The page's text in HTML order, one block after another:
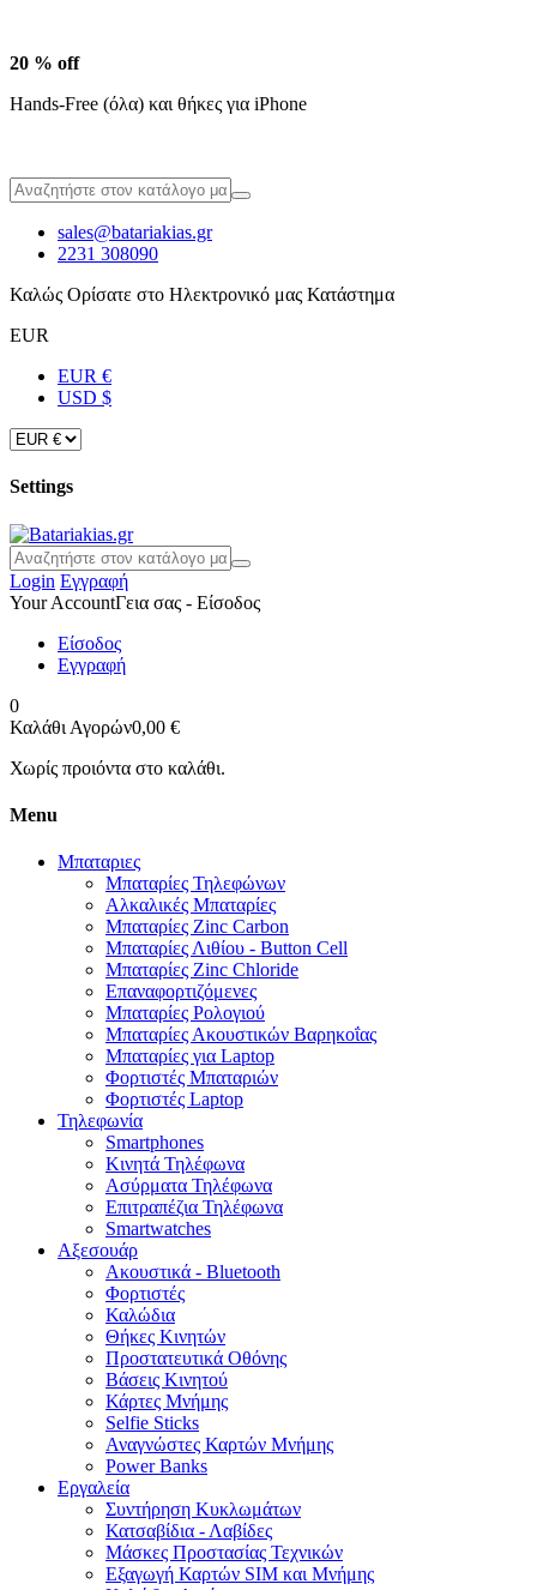
20 % off
Hands-Free (όλα) και θήκες για iPhone
sales@batariakias.gr
2231 308090
Καλώς Ορίσατε στο Ηλεκτρονικό μας Κατάστημα
EUR
EUR €
USD $
Settings
Login Εγγραφή
Your AccountΓεια σας - Είσοδος
Είσοδος
Εγγραφή
0
Καλάθι Αγορών0,00 €
Χωρίς προιόντα στο καλάθι.
Menu
Μπαταριες
Μπαταρίες Τηλεφώνων
Αλκαλικές Μπαταρίες
Μπαταρίες Zinc Carbon
Μπαταρίες Λιθίου - Button Cell
Μπαταρίες Zinc Chloride
Επαναφορτιζόμενες
Μπαταρίες Ρολογιού
Μπαταρίες Ακουστικών Βαρηκοΐας
Μπαταρίες για Laptop
Φορτιστές Μπαταριών
Φορτιστές Laptop
Τηλεφωνία
Smartphones
Κινητά Τηλέφωνα
Ασύρματα Τηλέφωνα
Επιτραπέζια Τηλέφωνα
Smartwatches
Αξεσουάρ
Ακουστικά - Bluetooth
Φορτιστές
Καλώδια
Θήκες Κινητών
Προστατευτικά Οθόνης
Βάσεις Κινητού
Κάρτες Μνήμης
Selfie Sticks
Αναγνώστες Καρτών Μνήμης
Power Banks
Εργαλεία
Συντήρηση Κυκλωμάτων
Κατσαβίδια - Λαβίδες
Μάσκες Προστασίας Τεχνικών
Εξαγωγή Καρτών SIM και Μνήμης